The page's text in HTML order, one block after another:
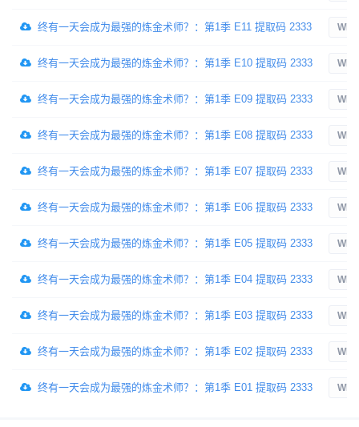
终有一天会成为最强的炼金术师？：第1季 E11 提取码 2333
终有一天会成为最强的炼金术师？：第1季 E10 提取码 2333
终有一天会成为最强的炼金术师？：第1季 E09 提取码 2333
终有一天会成为最强的炼金术师？：第1季 E08 提取码 2333
终有一天会成为最强的炼金术师？：第1季 E07 提取码 2333
终有一天会成为最强的炼金术师？：第1季 E06 提取码 2333
终有一天会成为最强的炼金术师？：第1季 E05 提取码 2333
终有一天会成为最强的炼金术师？：第1季 E04 提取码 2333
终有一天会成为最强的炼金术师？：第1季 E03 提取码 2333
终有一天会成为最强的炼金术师？：第1季 E02 提取码 2333
终有一天会成为最强的炼金术师？：第1季 E01 提取码 2333